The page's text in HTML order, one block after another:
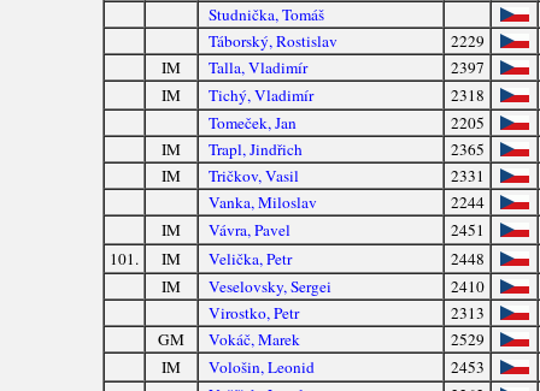
Studnička, Tomáš
Táborský, Rostislav
2229
IM
Talla, Vladimír
2397
IM
Tichý, Vladimír
2318
Tomeček, Jan
2205
IM
Trapl, Jindřich
2365
IM
Tričkov, Vasil
2331
Vanka, Miloslav
2244
IM
Vávra, Pavel
2451
101.
IM Velička, Petr
2448
IM
Veselovsky, Sergei
2410
Virostko, Petr
2313
GM
Vokáč, Marek
2529
IM
Vološin, Leonid
2453